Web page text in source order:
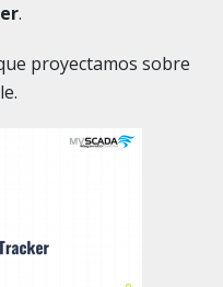
.
proyectamos sobre